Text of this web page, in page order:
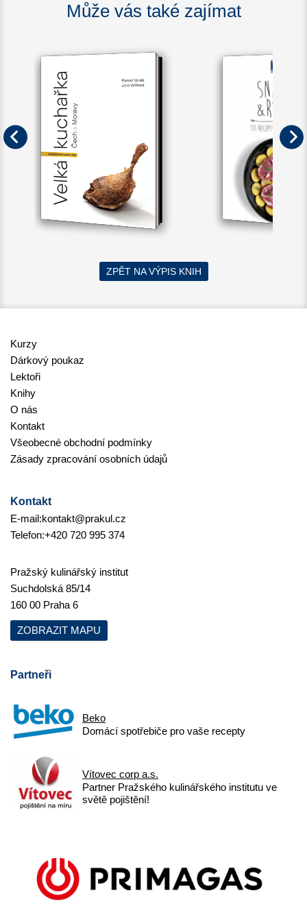
Může vás také zajímat
ZPĚT NA VÝPIS KNIH
Kurzy
Dárkový poukaz
Lektoři
Knihy
O nás
Kontakt
Všeobecné obchodní podmínky
Zásady zpracování osobních údajů
Kontakt
E-mail:kontakt@prakul.cz
Telefon:+420 720 995 374
Pražský kulinářský institut
Suchdolská 85/14
160 00 Praha 6
ZOBRAZIT MAPU
Partneři
Beko
Domácí spotřebiče pro vaše recepty
Vítovec corp a.s.
Partner Pražského kulinářského institutu ve
světě pojištění!